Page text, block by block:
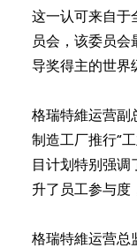
这一认可来自于
员会，该委员
导奖得主的世界
格瑞特維运营副
制造工厂推行“
目计划特别强调
升了员工参与度
格瑞特維运营总